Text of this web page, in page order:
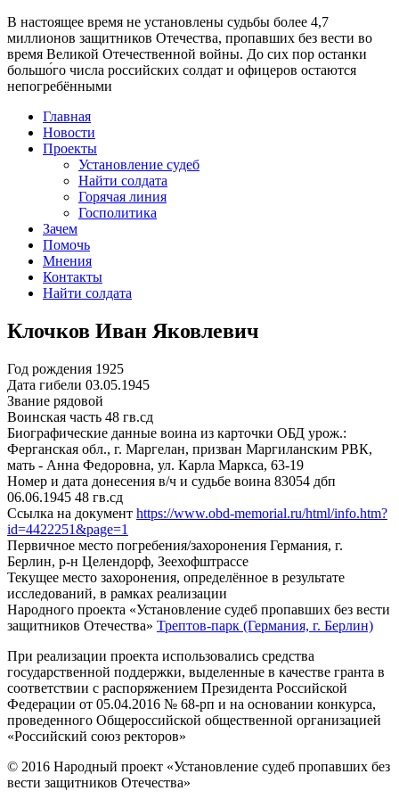
В настоящее время не установлены судьбы более 4,7
миллионов защитников Отечества, пропавших без вести во
время Великой Отечественной войны. До сих пор останки
большо́го числа российских солдат и офицеров остаются
непогребёнными
Главная
Новости
Проекты
Установление судеб
Найти солдата
Горячая линия
Госполитика
Зачем
Помочь
Мнения
Контакты
Найти солдата
Клочков Иван Яковлевич
Год рождения 1925
Дата гибели 03.05.1945
Звание рядовой
Воинская часть 48 гв.сд
Биографические данные воина из карточки ОБД урож.:
Ферганская обл., г. Маргелан, призван Маргиланским РВК,
мать - Анна Федоровна, ул. Карла Маркса, 63-19
Номер и дата донесения в/ч и судьбе воина 83054 дбп
06.06.1945 48 гв.сд
Ссылка на документ https://www.obd-memorial.ru/html/info.htm?
id=4422251&page=1
Первичное место погребения/захоронения Германия, г.
Берлин, р-н Целендорф, Зеехофштрассе
Текущее место захоронения, определённое в результате
исследований, в рамках реализации
Народного проекта «Установление судеб пропавших без вести
защитников Отечества» Трептов-парк (Германия, г. Берлин)
При реализации проекта использовались средства
государственной поддержки, выделенные в качестве гранта в
соответствии с распоряжением Президента Российской
Федерации от 05.04.2016 № 68-рп и на основании конкурса,
проведенного Общероссийской общественной организацией
«Российский союз ректоров»
© 2016 Народный проект «Установление судеб пропавших без
вести защитников Отечества»